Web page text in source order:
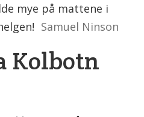
mye på mattene i
Samuel Ninson
Kolbotn